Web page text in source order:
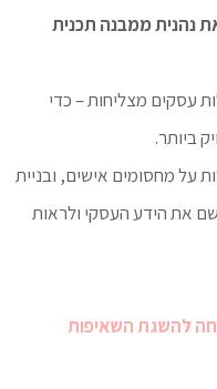
נהנית ממבנה תכנית
עסקים מצליחות – כדי
ביותר.
על מחסומים אישים, ובניית
את הידע העסקי ולראות
להשגת השאיפות